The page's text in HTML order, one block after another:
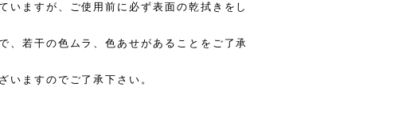
ますが、ご使用前に必ず表面の乾拭きをし
、若干の色ムラ、色あせがあることをご了承
ますのでご了承下さい。